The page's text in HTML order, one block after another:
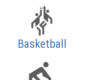
Basketball